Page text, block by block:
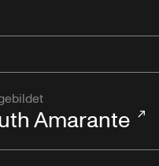
Amarante